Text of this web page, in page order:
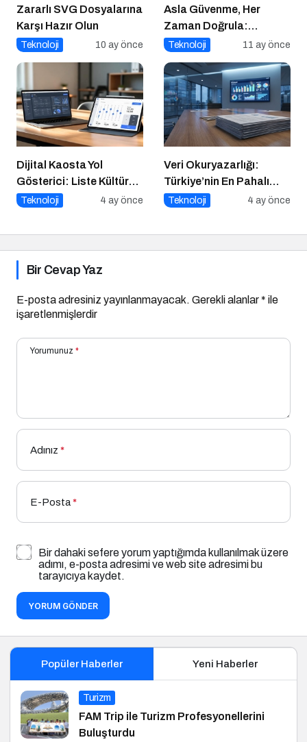
Zararlı SVG Dosyalarına
Karşı Hazır Olun
Teknoloji 10 ay önce
Asla Güvenme, Her
Zaman Doğrula:
Şirketler İçin Parola
Teknoloji 11 ay önce
Dijital Kaosta Yol
Gösterici: Liste Kültürü
ve İnteraktif Çözümlerin
Teknoloji 4 ay önce
Veri Okuryazarlığı:
Türkiye’nin En Pahalı
Beceri Açığı
Teknoloji 4 ay önce
Bir Cevap Yaz
E-posta adresiniz yayınlanmayacak. Gerekli alanlar* ile
işaretlenmişlerdir
Yorumunuz *
Adınız *
E-Posta*
Bir dahaki sefere yorum yaptığımda kullanılmak üzere
adımı, e-posta adresimi ve web site adresimi bu
tarayıcıya kaydet.
YORUM GÖNDER
Popüler Haberler Yeni Haberler
Turizm
FAM Trip ile Turizm Profesyonellerini
Buluşturdu